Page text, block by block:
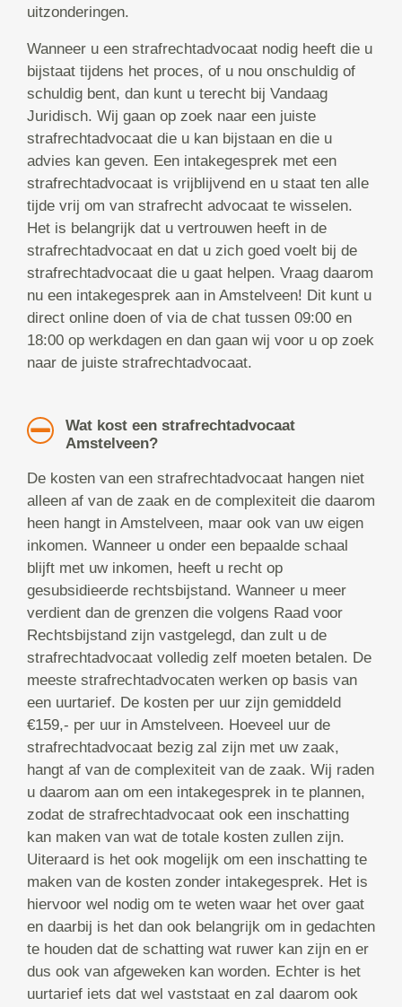
uitzonderingen.
Wanneer u een strafrechtadvocaat nodig heeft die u
bijstaat tijdens het proces, of u nou onschuldig of
schuldig bent, dan kunt u terecht bij Vandaag
Juridisch. Wij gaan op zoek naar een juiste
strafrechtadvocaat die u kan bijstaan en die u
advies kan geven. Een intakegesprek met een
strafrechtadvocaat is vrijblijvend en u staat ten alle
tijde vrij om van strafrecht advocaat te wisselen.
Het is belangrijk dat u vertrouwen heeft in de
strafrechtadvocaat en dat u zich goed voelt bij de
strafrechtadvocaat die u gaat helpen. Vraag daarom
nu een intakegesprek aan in Amstelveen! Dit kunt u
direct online doen of via de chat tussen 09:00 en
18:00 op werkdagen en dan gaan wij voor u op zoek
naar de juiste strafrechtadvocaat.
Wat kost een strafrechtadvocaat
Amstelveen?
De kosten van een strafrechtadvocaat hangen niet
alleen af van de zaak en de complexiteit die daarom
heen hangt in Amstelveen, maar ook van uw eigen
inkomen. Wanneer u onder een bepaalde schaal
blijft met uw inkomen, heeft u recht op
gesubsidieerde rechtsbijstand. Wanneer u meer
verdient dan de grenzen die volgens Raad voor
Rechtsbijstand zijn vastgelegd, dan zult u de
strafrechtadvocaat volledig zelf moeten betalen. De
meeste strafrechtadvocaten werken op basis van
een uurtarief. De kosten per uur zijn gemiddeld
€159,- per uur in Amstelveen. Hoeveel uur de
strafrechtadvocaat bezig zal zijn met uw zaak,
hangt af van de complexiteit van de zaak. Wij raden
u daarom aan om een intakegesprek in te plannen,
zodat de strafrechtadvocaat ook een inschatting
kan maken van wat de totale kosten zullen zijn.
Uiteraard is het ook mogelijk om een inschatting te
maken van de kosten zonder intakegesprek. Het is
hiervoor wel nodig om te weten waar het over gaat
en daarbij is het dan ook belangrijk om in gedachten
te houden dat de schatting wat ruwer kan zijn en er
dus ook van afgeweken kan worden. Echter is het
uurtarief iets dat wel vaststaat en zal daarom ook